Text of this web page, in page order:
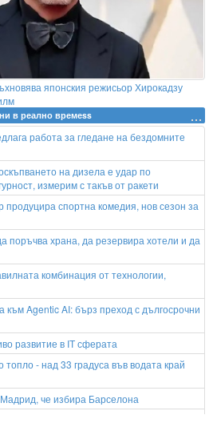
японския режисьор Хирокадзу
в реално времеss
работа за гледане на бездомните
на дизела е удар по
измерим с такъв от ракети
спортна комедия, нов сезон за
поръчва храна, да резервира хотели и да
комбинация от технологии,
към Agentic AI: бърз преход с дългосрочни
развитие в IТ сферата
- над 33 градуса във водата край
че избира Барселона